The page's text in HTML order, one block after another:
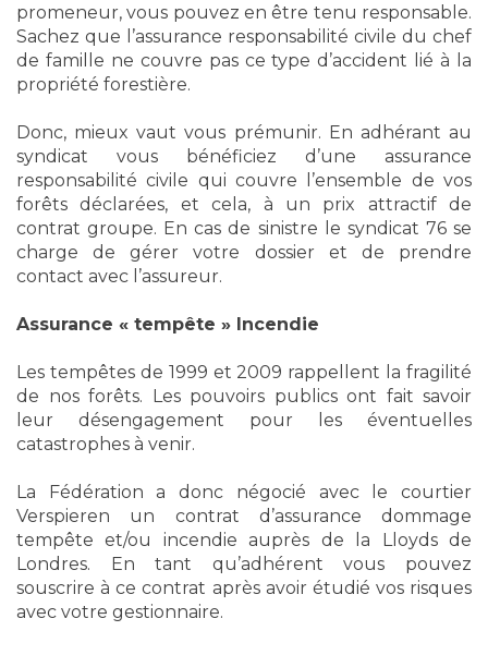
promeneur, vous pouvez en être tenu responsable.
Sachez que l’assurance responsabilité civile du chef
de famille ne couvre pas ce type d’accident lié à la
propriété forestière.
Donc, mieux vaut vous prémunir. En adhérant au
syndicat vous bénéficiez d’une assurance
responsabilité civile qui couvre l’ensemble de vos
forêts déclarées, et cela, à un prix attractif de
contrat groupe. En cas de sinistre le syndicat 76 se
charge de gérer votre dossier et de prendre
contact avec l’assureur.
Assurance « tempête » Incendie
Les tempêtes de 1999 et 2009 rappellent la fragilité
de nos forêts. Les pouvoirs publics ont fait savoir
leur désengagement pour les éventuelles
catastrophes à venir.
La Fédération a donc négocié avec le courtier
Verspieren un contrat d’assurance dommage
tempête et/ou incendie auprès de la Lloyds de
Londres. En tant qu’adhérent vous pouvez
souscrire à ce contrat après avoir étudié vos risques
avec votre gestionnaire.